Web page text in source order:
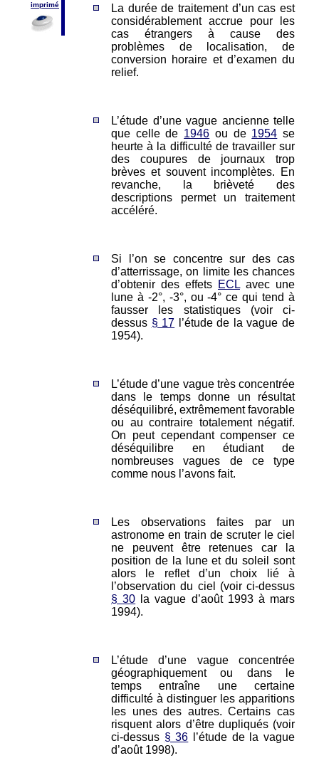
imprimé
La durée de traitement d’un cas est
considérablement accrue pour les
cas étrangers à cause des
problèmes de localisation, de
conversion horaire et d’examen du
relief.
L’étude d’une vague ancienne telle
que celle de 1946 ou de 1954 se
heurte à la difficulté de travailler sur
des coupures de journaux trop
brèves et souvent incomplètes. En
revanche, la brièveté des
descriptions permet un traitement
accéléré.
Si l’on se concentre sur des cas
d’atterrissage, on limite les chances
d’obtenir des effets ECL avec une
lune à -2°, -3°, ou -4° ce qui tend à
fausser les statistiques (voir ci-
dessus § 17 l’étude de la vague de
1954).
L’étude d’une vague très concentrée
dans le temps donne un résultat
déséquilibré, extrêmement favorable
ou au contraire totalement négatif.
On peut cependant compenser ce
déséquilibre en étudiant de
nombreuses vagues de ce type
comme nous l’avons fait.
Les observations faites par un
astronome en train de scruter le ciel
ne peuvent être retenues car la
position de la lune et du soleil sont
alors le reflet d’un choix lié à
l’observation du ciel (voir ci-dessus
§ 30 la vague d’août 1993 à mars
1994).
L’étude d’une vague concentrée
géographiquement ou dans le
temps entraîne une certaine
difficulté à distinguer les apparitions
les unes des autres. Certains cas
risquent alors d’être dupliqués (voir
ci-dessus § 36 l’étude de la vague
d’août 1998).